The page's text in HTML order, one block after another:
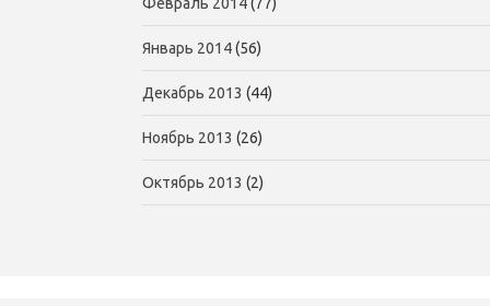
Февраль 2014(77)
Январь 2014(56)
Декабрь 2013 (44)
Ноябрь 2013 (26)
Октябрь 2013 (2)